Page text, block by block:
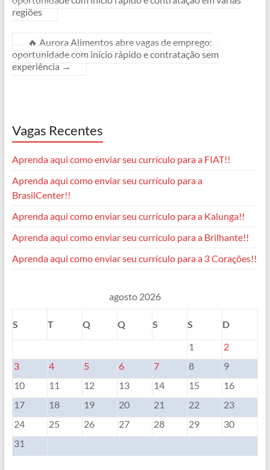
k
r
regiões
🔥 Aurora Alimentos abre vagas de emprego:
oportunidade com início rápido e contratação sem
experiência →
Vagas Recentes
Aprenda aqui como enviar seu currículo para a FIAT!!
Aprenda aqui como enviar seu currículo para a
BrasilCenter!!
Aprenda aqui como enviar seu currículo para a Kalunga!!
Aprenda aqui como enviar seu currículo para a Brilhante!!
Aprenda aqui como enviar seu currículo para a 3 Corações!!
agosto 2026
S T Q Q S S
D
1
2
3
4 5 6 7 8
9
10
11 12 13 14 15
16
17
18 19 20 21 22
23
24
25 26 27 28 29
30
31